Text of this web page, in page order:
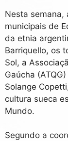
Nesta semana,
municipais de
da etnia
Barriquello, os
Sol, a
Gaúcha
Solange
cultura sueca
Mundo.
Segundo a